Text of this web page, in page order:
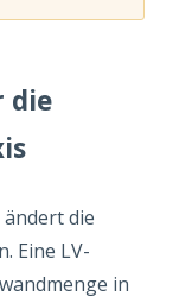
die
die
Eine LV-
in